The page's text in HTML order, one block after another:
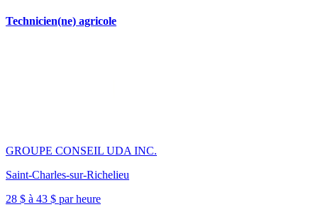
Technicien(ne) agricole
GROUPE CONSEIL UDA INC.
Saint-Charles-sur-Richelieu
28 $ à 43 $ par heure